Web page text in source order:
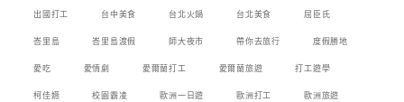
出國打工 台中美食 台北火鍋 台北美食 屈臣氏
峇里島 峇里島渡假 師大夜市 帶你去旅行 度假勝地
愛吃 愛情劇 愛爾蘭打工 愛爾蘭旅遊 打工遊學
柯佳嬿 校園霸凌 歐洲一日遊 歐洲打工 歐洲旅遊